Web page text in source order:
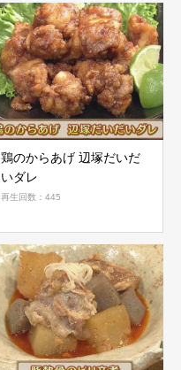
鶏のからあげ 辺塚だいだ
いダレ
再生回数：445